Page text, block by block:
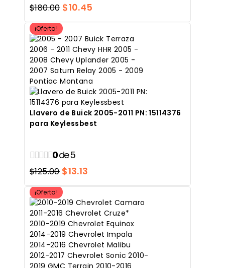
$180.00 El
precio
original
era:
$180.00.
$10.45
precio
actual
es:
$10.45.
¡Oferta!
Llavero de Buick 2005-2011 PN: 15114376
para Keylessbest
0de 5
$125.00 El
precio
original
era:
$125.00.
$13.13
precio
actual
es:
$13.13.
¡Oferta!